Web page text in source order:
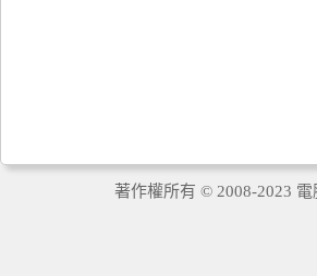
著作權所有 © 2008-2023 電